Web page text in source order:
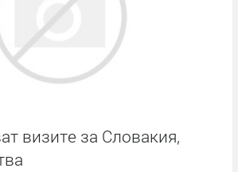
визите за Словакия,